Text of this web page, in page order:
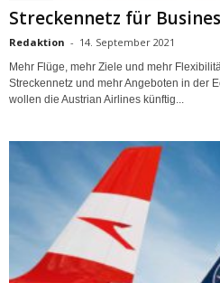
Streckennetz für
Redaktion - 14. September 2021
Mehr Flüge, mehr Ziele und mehr
Streckennetz und mehr Angeboten in der
wollen die Austrian Airlines künftig...